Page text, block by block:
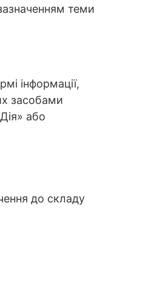
теми
інформації,
засобами
або
до складу